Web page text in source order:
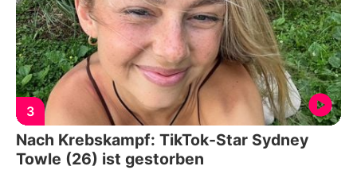
3
Nach Krebskampf: TikTok-Star Sydney
Towle (26) ist gestorben